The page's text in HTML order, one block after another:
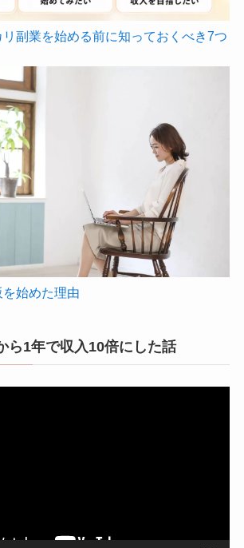
副業を始める前に知っておくべき7つ
始めた理由
ら1年で収入10倍にした話